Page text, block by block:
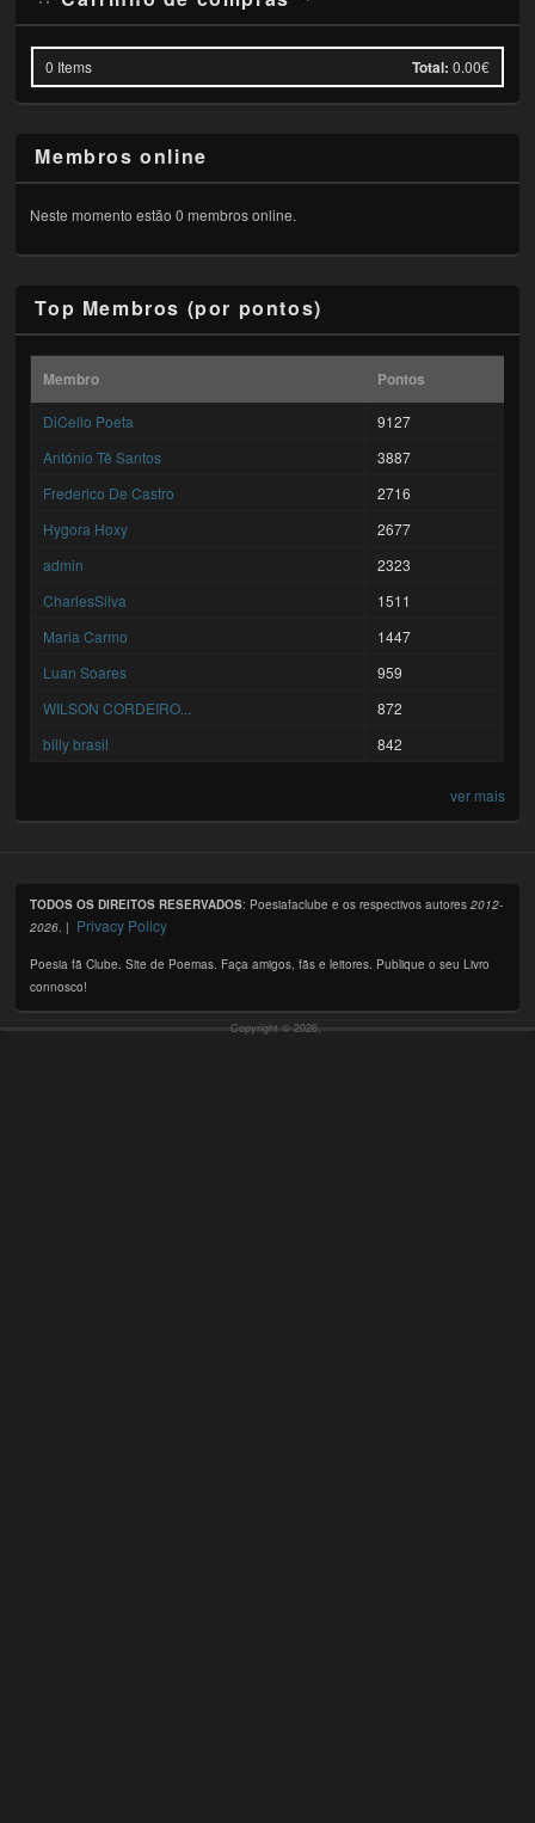
0 Items Total: 0.00€
Membros online
Neste momento estão 0 membros online.
Top Membros (por pontos)
Membro Pontos
DiCello Poeta
9127
António Tê Santos
3887
Frederico De Castro
2716
Hygora Hoxy
2677
admin
2323
CharlesSilva
1511
Maria Carmo
1447
Luan Soares
959
WILSON CORDEIRO...
872
billy brasil
842
ver mais
TODOS OS DIREITOS RESERVADOS: Poesiafaclube e os respectivos autores2012-
2026. | Privacy Policy
Poesia fã Clube. Site de Poemas. Faça amigos, fãs e leitores. Publique o seu Livro
connosco!
Copyright © 2026,